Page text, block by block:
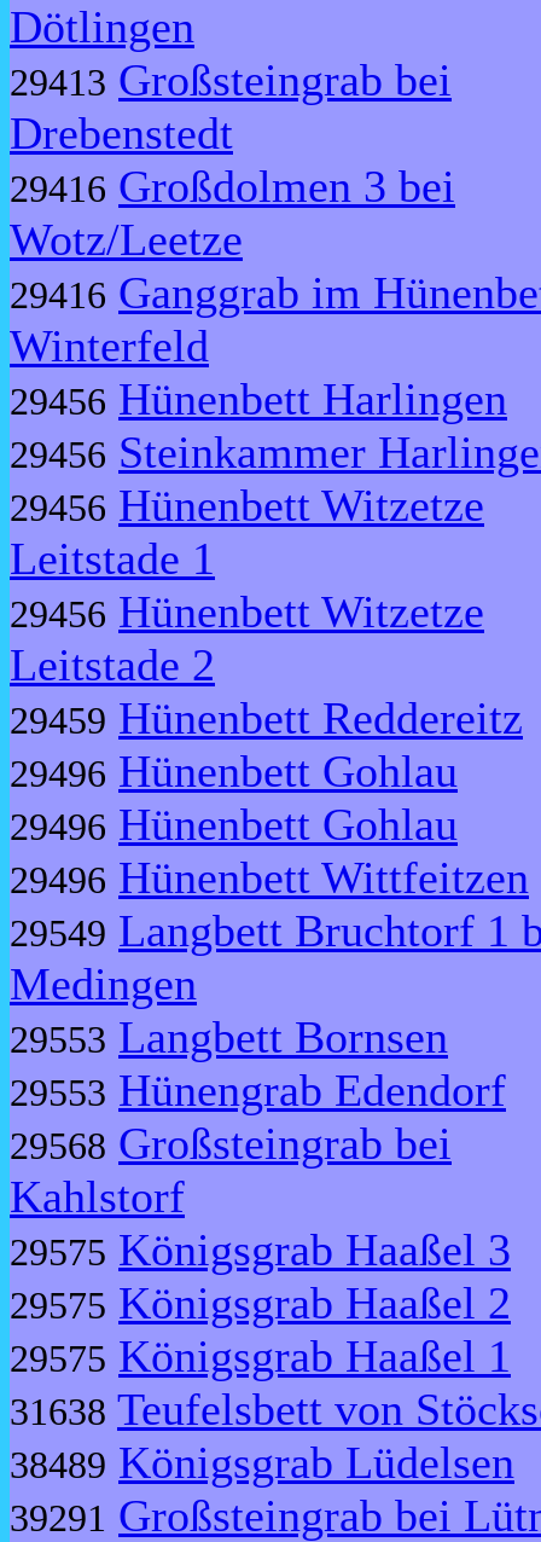
Dötlingen
29413 Großsteingrab bei
Drebenstedt
29416 Großdolmen 3 bei
Wotz/Leetze
29416 Ganggrab im
Winterfeld
29456 Hünenbett Harlingen
29456 Steinkammer
29456 Hünenbett Witzetze
Leitstade 1
29456 Hünenbett Witzetze
Leitstade 2
29459 Hünenbett Reddereitz
29496 Hünenbett Gohlau
29496 Hünenbett Gohlau
29496 Hünenbett Wittfeitzen
29549 Langbett Bruchtorf 1
Medingen
29553 Langbett Bornsen
29553 Hünengrab Edendorf
29568 Großsteingrab bei
Kahlstorf
29575 Königsgrab Haaßel 3
29575 Königsgrab Haaßel 2
29575 Königsgrab Haaßel 1
31638 Teufelsbett von
38489 Königsgrab Lüdelsen
39291 Großsteingrab bei